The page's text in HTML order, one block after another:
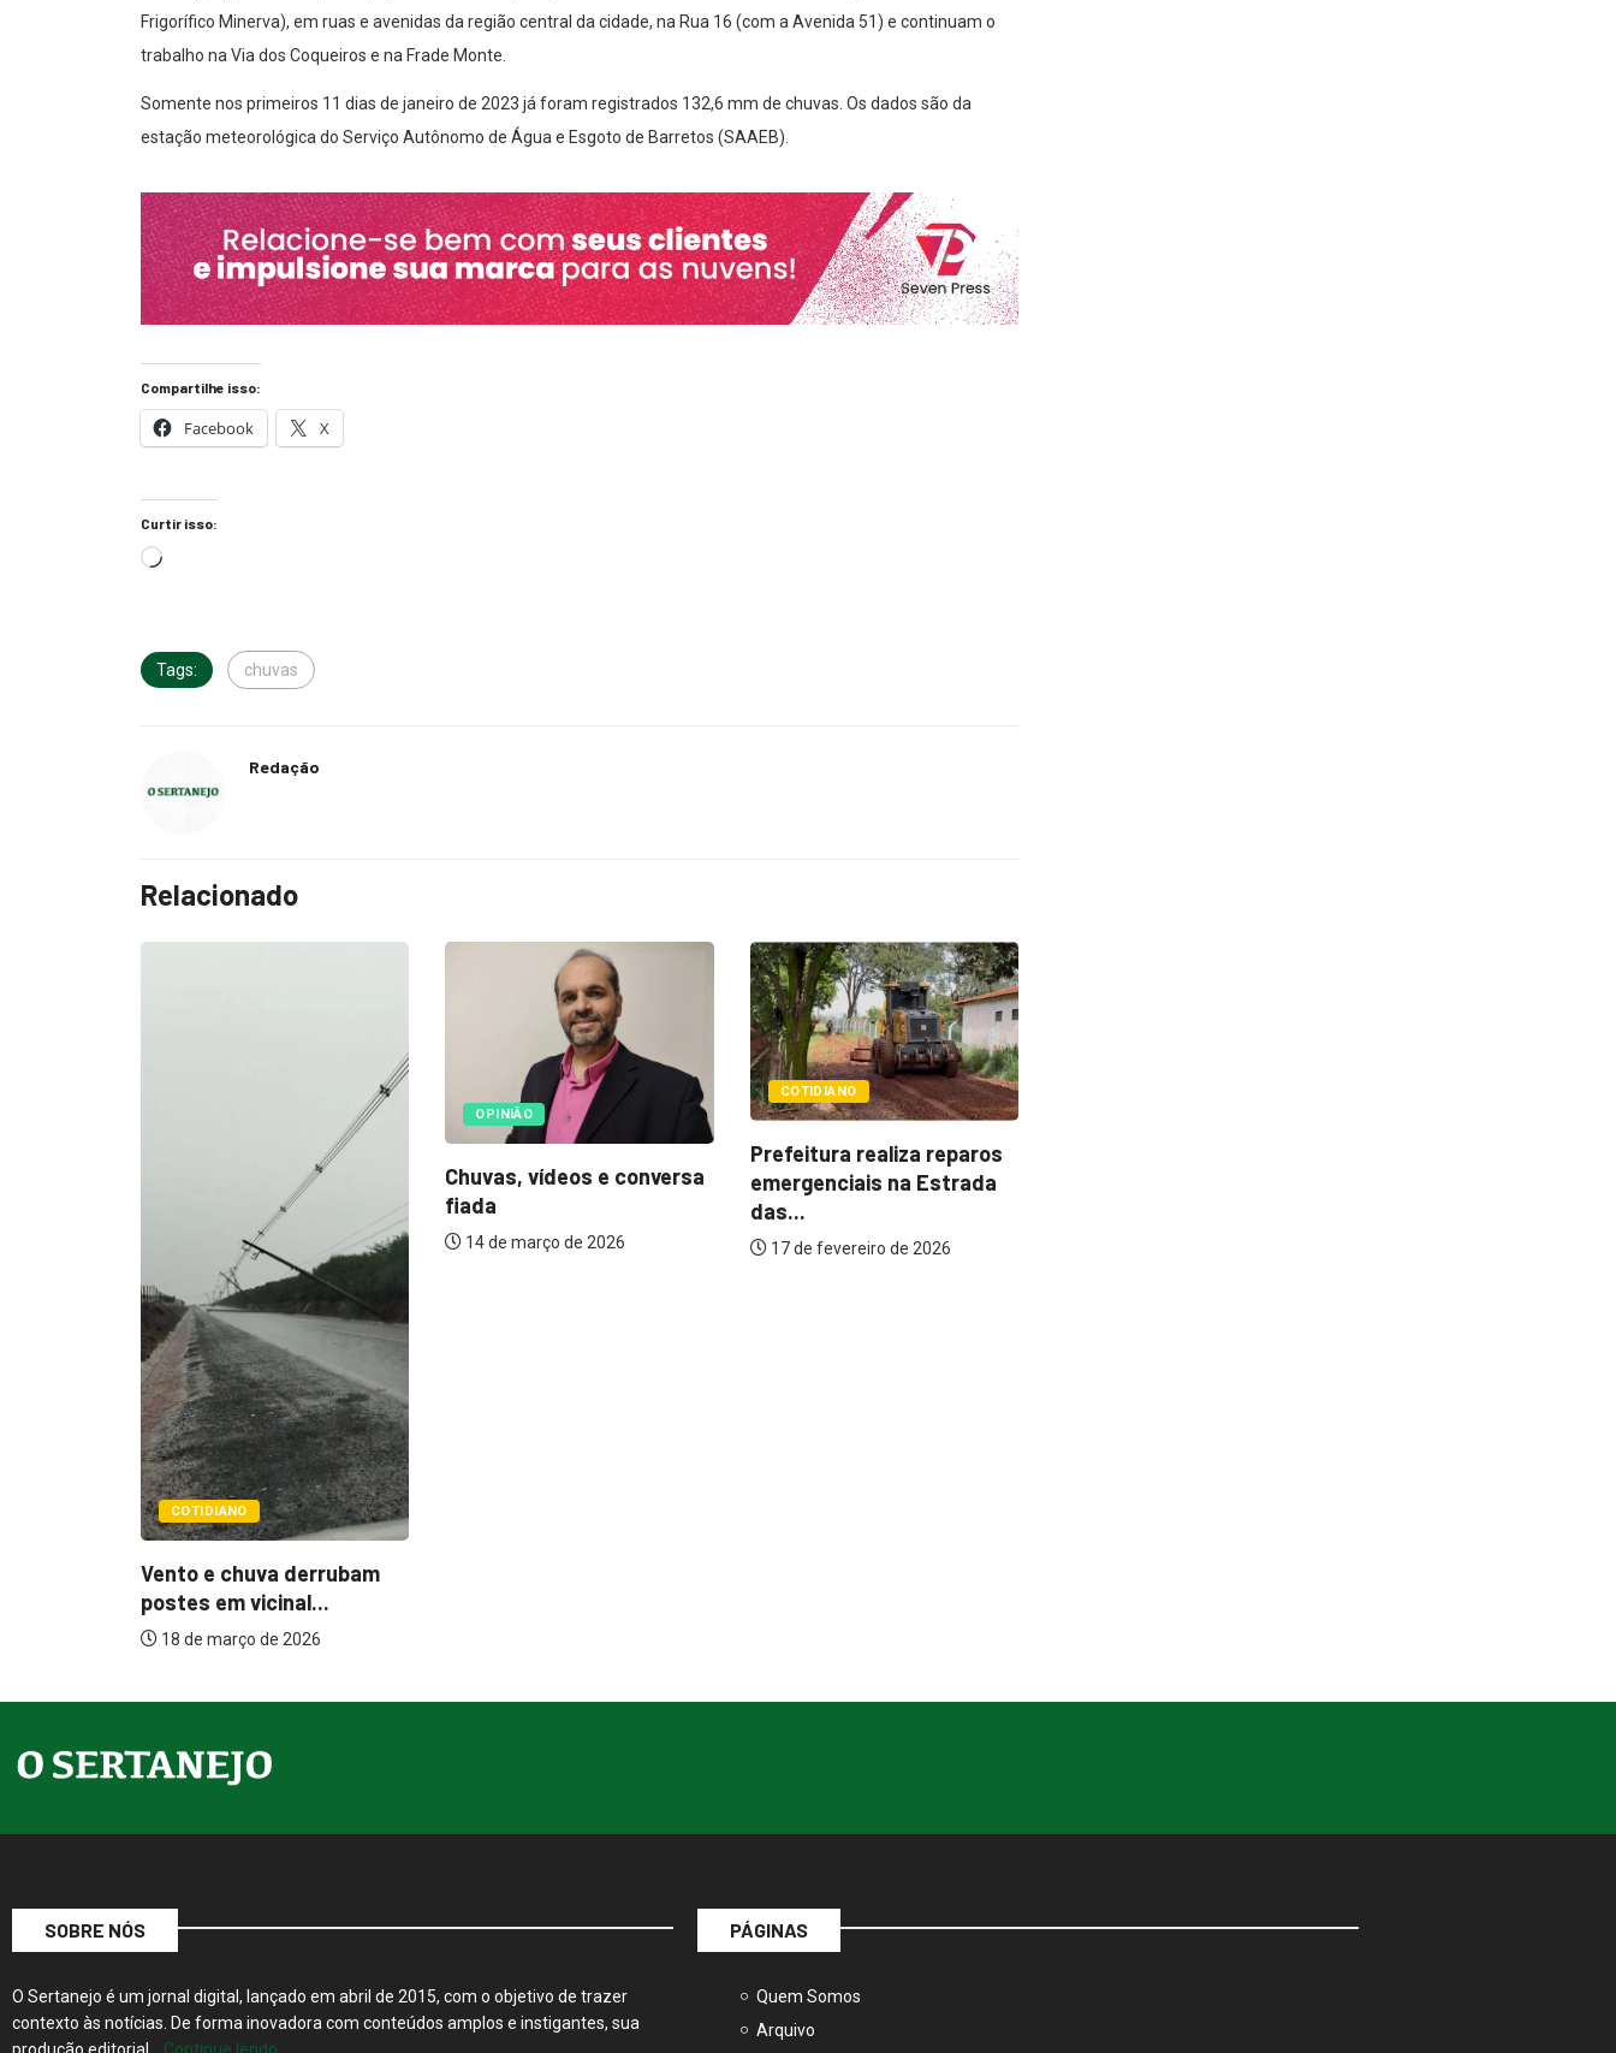
Frigorífico Minerva), em ruas e avenidas da região central da cidade, na Rua 16 (com a Avenida 51) e continuam o
trabalho na Via dos Coqueiros e na Frade Monte.
Somente nos primeiros 11 dias de janeiro de 2023 já foram registrados 132,6 mm de chuvas. Os dados são da
estação meteorológica do Serviço Autônomo de Água e Esgoto de Barretos (SAAEB).
Compartilhe isso:
Facebook X
Curtir isso:
Tags: chuvas
Redação
Relacionado
Chuvas, vídeos e conversa
14 de março de 2026
COTIDIANO
emergenciais na Estrada
das...
17 de fevereiro de 2026
SOBRE NÓS
O Sertanejo é um jornal digital, lançado em abril de 2015, com o objetivo de trazer
contexto às notícias. De forma inovadora com conteúdos amplos e instigantes, sua
PÁGINAS
Quem Somos
Arquivo